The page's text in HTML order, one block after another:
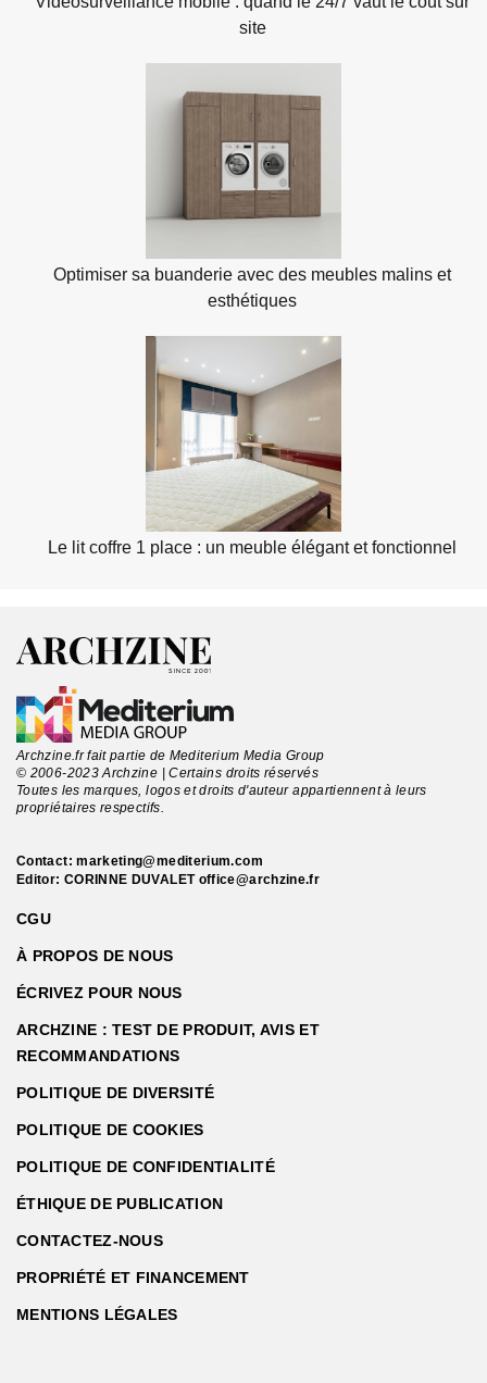
site
Optimiser sa buanderie avec des meubles malins et
esthétiques
Le lit coffre 1 place : un meuble élégant et fonctionnel
Archzine.fr fait partie de Mediterium Media Group
© 2006-2023 Archzine | Certains droits réservés
Toutes les marques, logos et droits d'auteur appartiennent à leurs
propriétaires respectifs.
Contact:marketing@mediterium.com
Editor: CORINNE DUVALET office@archzine.fr
CGU
À PROPOS DE NOUS
ÉCRIVEZ POUR NOUS
ARCHZINE : TEST DE PRODUIT, AVIS ET
RECOMMANDATIONS
POLITIQUE DE DIVERSITÉ
POLITIQUE DE COOKIES
POLITIQUE DE CONFIDENTIALITÉ
ÉTHIQUE DE PUBLICATION
CONTACTEZ-NOUS
PROPRIÉTÉ ET FINANCEMENT
MENTIONS LÉGALES